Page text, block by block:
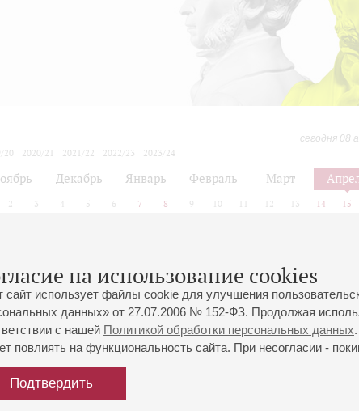
на использование cookies
сайт использует файлы cookie для улучшения
данных» от 27.07.2006 № 152-ФЗ. Продолжая
с нашей Политикой обработки персональных данных
повлиять на функциональность сайта. При несогласии -
Подтвердить
сегодня 08
20
2020/21 2021/22 2022/23
2023/24
Декабрь Январь Февраль Март
2 3 4 5 6 7 8 9 10 12 13 14 15
Март